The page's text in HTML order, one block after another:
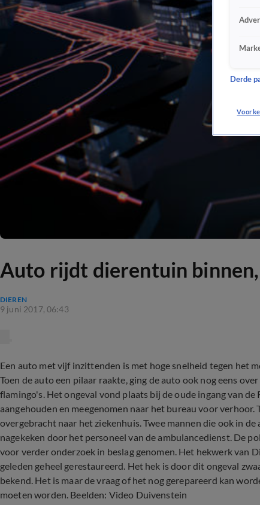
Auto rijdt dierentuin
DIEREN
9 juni 2017, 06:43
Een auto met vijf inzittenden is met hoge snelheid tegen het
Toen de auto een pilaar raakte, ging de auto ook nog eens
flamingo's. Het ongeval vond plaats bij de oude ingang van
aangehouden en meegenomen naar het bureau voor
overgebracht naar het ziekenhuis. Twee mannen die ook in
nagekeken door het personeel van de ambulancedienst. De
voor verder onderzoek in beslag genomen. Het hekwerk van
geleden geheel gerestaureerd. Het hek is door dit ongeval
bekend. Het is maar de vraag of het nog gerepareerd kan
moeten worden. Beelden: Video Duivenstein
Derde